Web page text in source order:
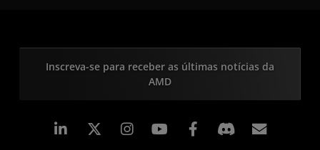
Inscreva-se para receber as últimas notícias da
AMD
Linkedin Instagram Facebook